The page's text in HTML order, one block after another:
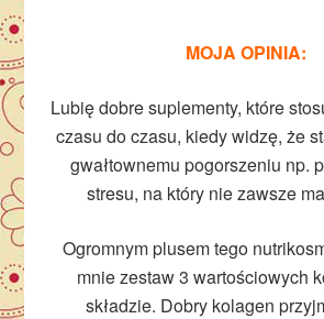
MOJA OPINIA:
Lubię dobre suplementy, które
czasu do czasu, kiedy widzę, że
gwałtownemu pogorszeniu np.
stresu, na który nie zawsze
Ogromnym plusem tego
mnie zestaw 3 wartościowych
składzie. Dobry kolagen